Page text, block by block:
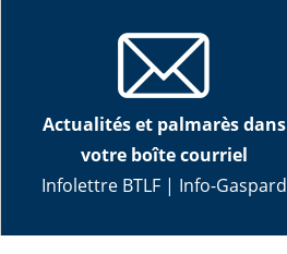
Actualités et palmarès dans
votre boîte courriel
Infolettre BTLF| Info-Gaspard